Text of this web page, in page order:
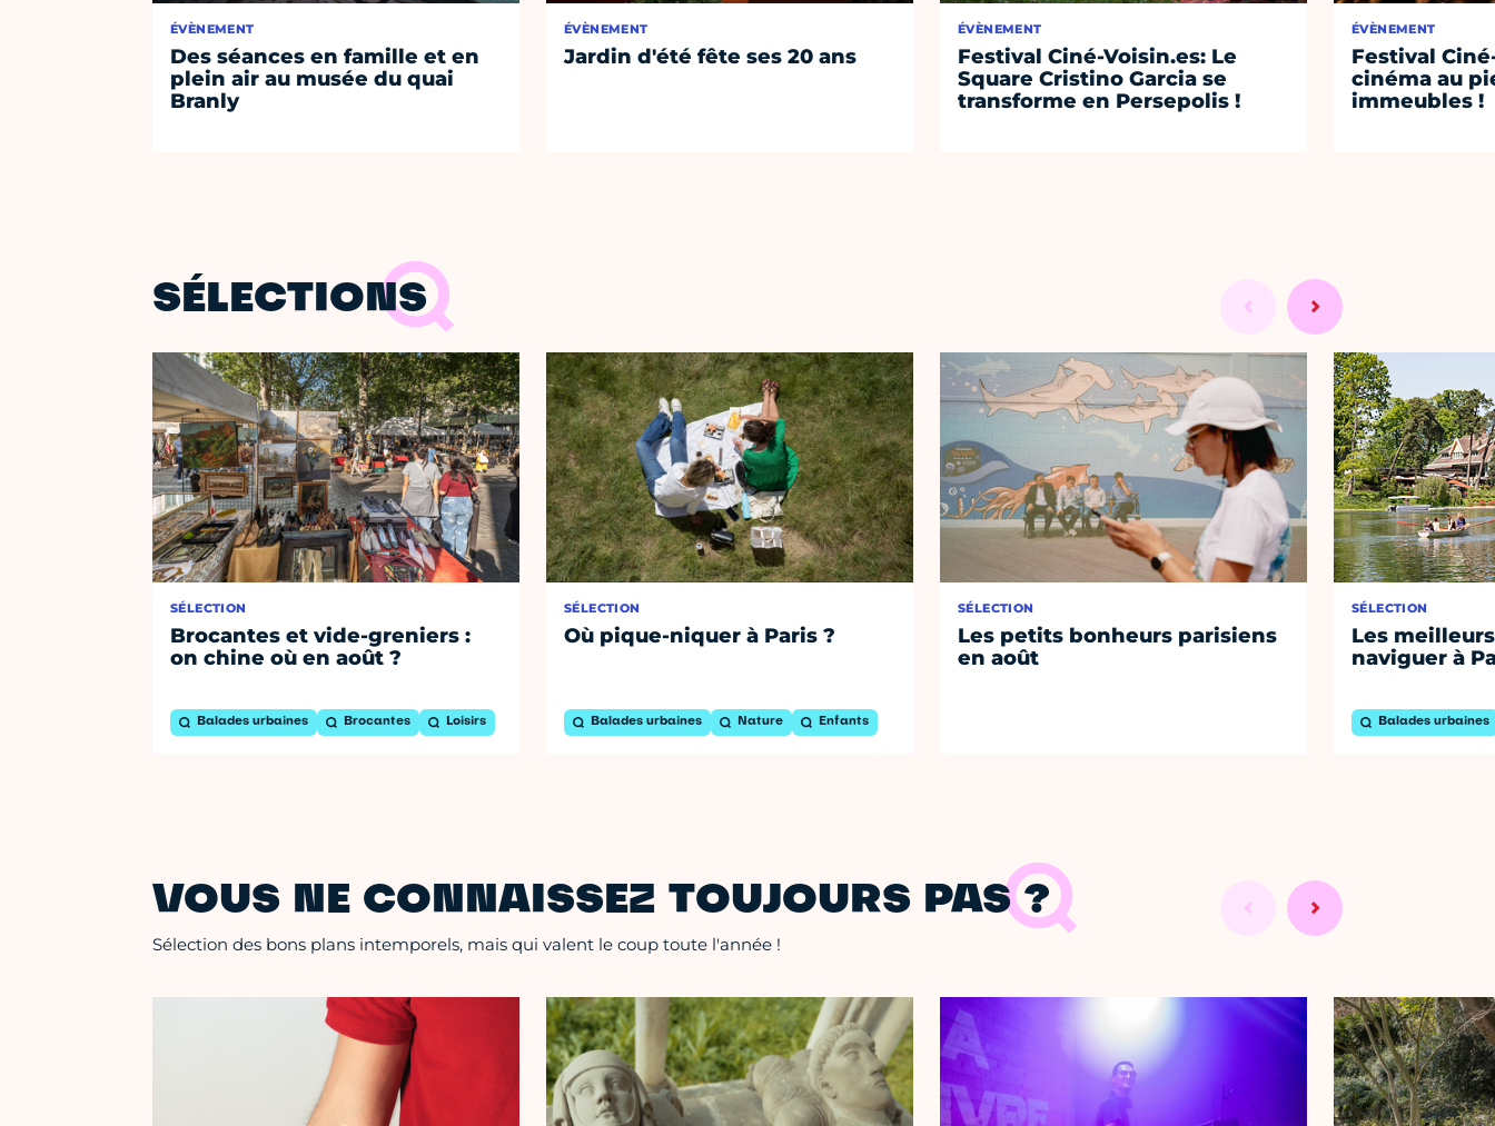
ÉVÈNEMENT
Des séances en famille et en
plein air au musée du quai
Branly
ÉVÈNEMENT
Jardin d'été fête ses 20 ans
ÉVÈNEMENT
Festival Ciné-Voisin.es: Le
Square Cristino Garcia se
transforme en Persepolis !
ÉVÈNEMENT
Festival
cinéma au
immeubles !
SÉLECTIONS
SÉLECTION
Brocantes et vide-greniers :
on chine où en août ?
Balades urbaines Brocantes Loisirs
SÉLECTION
Où pique-niquer à Paris ?
Balades urbaines Nature Enfants
SÉLECTION
Les petits bonheurs parisiens
en août
SÉLECTION
Les
naviguer à
Balades urbaines
VOUS NE CONNAISSEZ TOUJOURS PAS ?
Sélection des bons plans intemporels, mais qui valent le coup toute l'année !